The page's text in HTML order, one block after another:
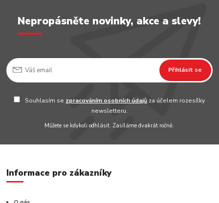
Nepropásněte novinky, akce a slevy!
Přihlásit se
Souhlasím se zpracováním osobních údajů za účelem rozesílky
newsletteru.
Můžete se kdykoli odhlásit. Zasíláme dvakrát ročně.
Informace pro zákazníky